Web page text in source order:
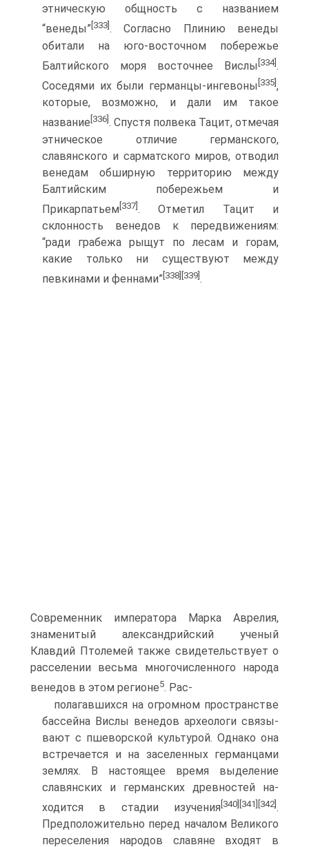
этническую общность с названием
“венеды” [333] . Согласно Плинию венеды
обитали на юго-восточном побережье
Балтийского моря восточнее Вислы [334].
Соседями их были германцы-ингевоны [335] ,
кото­рые, возможно, и дали им такое
название [336] . Спустя полвека Тацит, отмечая
этническое отличие германского,
славянского и сарматского миров, отводил
венедам обширную территорию между
Балтийским побережьем и
Прикарпатьем [337]. Отметил Тацит и
склонность венедов к передвижениям:
“ради грабежа рыщут по лесам и горам,
какие только ни существуют между
певкинами и феннами” [338] [339] .
Современник императора Мар­ка Аврелия,
знаменитый александрийский ученый
Клавдий Птолемей также свиде­тельствует о
расселении весьма многочисленного народа
венедов в этом регионе5. Pac-
полагавшихся на огромном пространстве
бассейна Вислы венедов археологи связы­
вают с пшеворской культурой. Однако она
встречается и на заселенных германца­ми
землях. В настоящее время выделение
славянских и германских древностей на­
ходится в стадии изучения [340] [341] [342].
Предположительно перед началом Великого
переселе­ния народов славяне входят в